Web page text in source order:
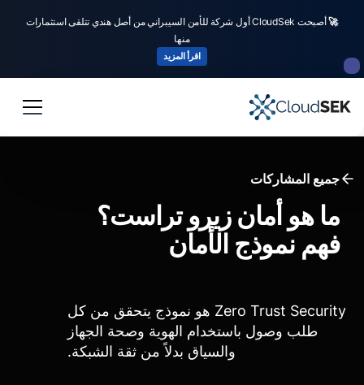
🚀
أصبحت CloudSek أول شركة للأمن السيبراني من أصل هندي تتلقى استثمارات
منها
اقرأ المزيد
جميع المشاركات
ما هو أمان زيرو تراست؟
فهم نموذج الأمان
Zero Trust Security هو نموذج يتحقق من كل
طلب وصول باستخدام الهوية وصحة الجهاز
والسياق بدلاً من ثقة الشبكة.